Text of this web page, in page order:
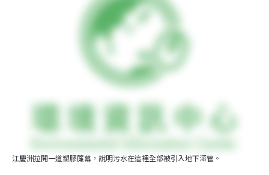
江慶洲拉開一道塑膠簾幕，說明污水在這裡全部被引入地下涵管。